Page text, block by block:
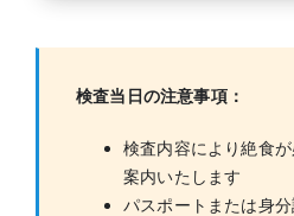
検査当日の注意事項：
検査内容により絶食
案内いたします
パスポートまたは身